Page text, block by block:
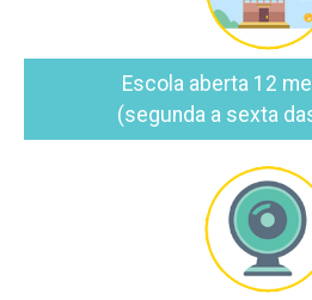
Escola aberta 12
(segunda a sexta